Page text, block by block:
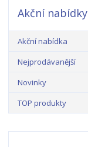
Akční nabídky
Akční nabídka
Nejprodávanější
Novinky
TOP produkty